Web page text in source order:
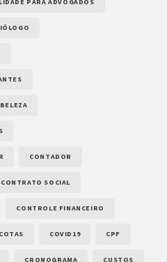
CONTADOR
CONTRATO SOCIAL
CONTROLE FINANCEIRO
COTAS COVID19 CPF
CRONOGRAMA CUSTOS